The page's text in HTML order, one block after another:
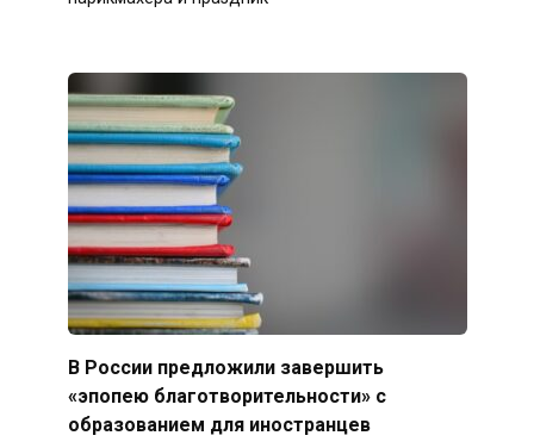
В России предложили завершить
«эпопею благотворительности» с
образованием для иностранцев